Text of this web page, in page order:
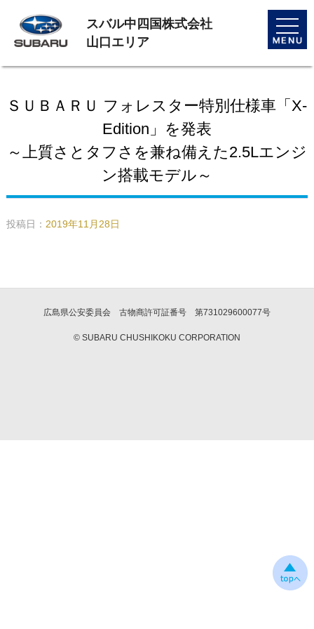
toggle
スバル中四国株式会社
山口エリア
ＳＵＢＡＲＵ フォレスター特別仕様車「X-
Edition」を発表
～上質さとタフさを兼ね備えた2.5Lエンジ
ン搭載モデル～
投稿日： 2019年11月28日
広島県公安委員会 古物商許可証番号 第731029600077号
© SUBARU CHUSHIKOKU CORPORATION